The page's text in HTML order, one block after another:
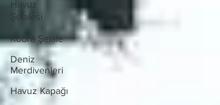
Havuz
Şelalesi
Kobra Şelale
Deniz
Merdivenleri
Havuz Kapağı